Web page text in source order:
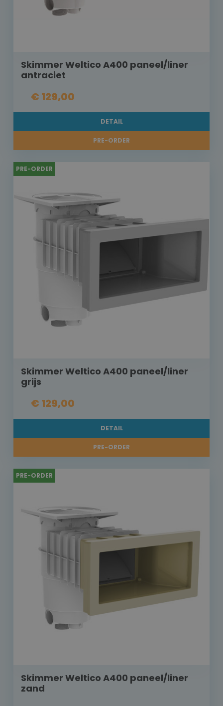
Skimmer Weltico A400 paneel/liner
antraciet
€ 129,00
DETAIL
PRE-ORDER
PRE-ORDER
Skimmer Weltico A400 paneel/liner
grijs
€ 129,00
DETAIL
PRE-ORDER
PRE-ORDER
Skimmer Weltico A400 paneel/liner
zand